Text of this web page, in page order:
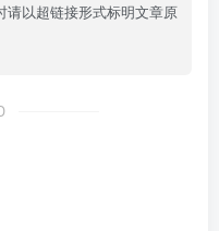
请以超链接形式标明文章原